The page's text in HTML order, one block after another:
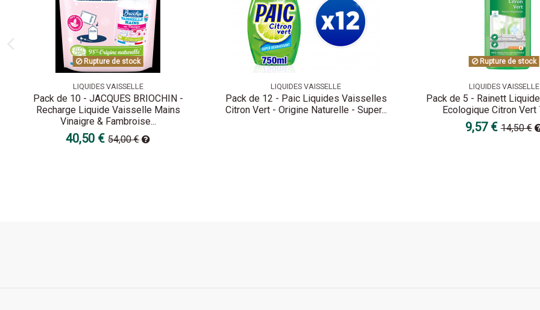
Rupture de stock
LIQUIDES VAISSELLE
Pack de 10 - JACQUES BRIOCHIN -
Recharge Liquide Vaisselle Mains
Vinaigre & Fambroise...
40,50 €54,00 €
LIQUIDES VAISSELLE
Pack de 12 - Paic Liquides Vaisselles
Citron Vert - Origine Naturelle - Super...
Rupture de stock
LIQUIDES VAISSELLE
Pack de 5 - Rainett
Ecologique Citron Vert
9,57 €14,50 €